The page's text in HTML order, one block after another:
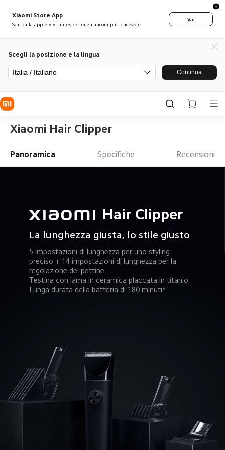
Xiaomi Store App
Scarica la app e vivi un'esperienza ancora più piacevole
Vai
Scegli la posizione e la lingua
Italia / Italiano Continua
Xiaomi Hair Clipper
Panoramica Specifiche Recensioni
Hair Clipper
La lunghezza giusta, lo stile giusto
5 impostazioni di lunghezza per uno styling
preciso + 14 impostazioni di lunghezza per la
regolazione del pettine
Testina con lama in ceramica placcata in titanio
Lunga durata della batteria di 180 minuti*